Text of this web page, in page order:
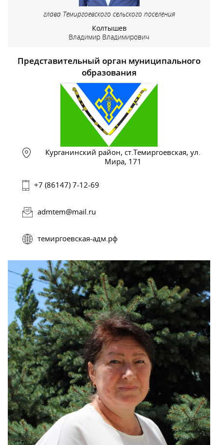
глава Темиргоевского сельского поселения
Колтышев
Владимир Владимирович
Представительный орган муниципального
образования
Курганинский район, ст.Темиргоевская, ул.
Мира, 171
+7 (86147) 7-12-69
admtem@mail.ru
темиргоевская-адм.рф